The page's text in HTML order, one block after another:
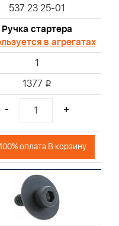
537 23 25-01
Ручка стартера
в агрегатах
1
1377 i
- +
оплата В корзину